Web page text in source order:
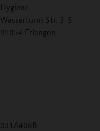
Hygiene
Wasserturm Str. 3-5
91054 Erlangen
031A408B